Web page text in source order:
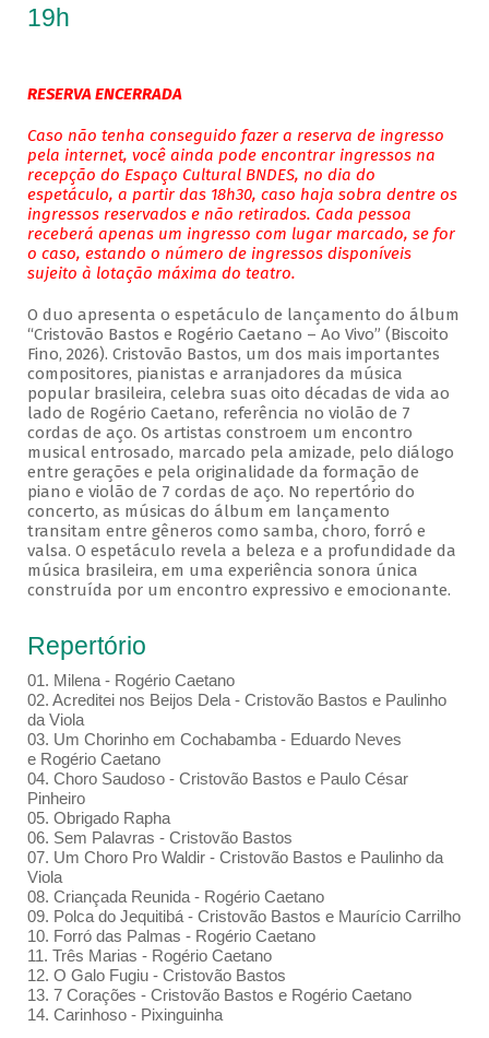
19h
RESERVA ENCERRADA
Caso não tenha conseguido fazer a reserva de ingresso
pela internet, você ainda pode encontrar ingressos na
recepção do Espaço Cultural BNDES, no dia do
espetáculo, a partir das 18h30, caso haja sobra dentre os
ingressos reservados e não retirados. Cada pessoa
receberá apenas um ingresso com lugar marcado, se for
o caso, estando o número de ingressos disponíveis
sujeito à lotação máxima do teatro.
O duo apresenta o espetáculo de lançamento do álbum
“Cristovão Bastos e Rogério Caetano – Ao Vivo” (Biscoito
Fino, 2026). Cristovão Bastos, um dos mais importantes
compositores, pianistas e arranjadores da música
popular brasileira, celebra suas oito décadas de vida ao
lado de Rogério Caetano, referência no violão de 7
cordas de aço. Os artistas constroem um encontro
musical entrosado, marcado pela amizade, pelo diálogo
entre gerações e pela originalidade da formação de
piano e violão de 7 cordas de aço. No repertório do
concerto, as músicas do álbum em lançamento
transitam entre gêneros como samba, choro, forró e
valsa. O espetáculo revela a beleza e a profundidade da
música brasileira, em uma experiência sonora única
construída por um encontro expressivo e emocionante.
Repertório
01. Milena - Rogério Caetano
02. Acreditei nos Beijos Dela - Cristovão Bastos e Paulinho
da Viola
03. Um Chorinho em Cochabamba - Eduardo Neves
e Rogério Caetano
04. Choro Saudoso - Cristovão Bastos e Paulo César
Pinheiro
05. Obrigado Rapha
06. Sem Palavras - Cristovão Bastos
07. Um Choro Pro Waldir - Cristovão Bastos e Paulinho da
Viola
08. Criançada Reunida - Rogério Caetano
09. Polca do Jequitibá - Cristovão Bastos e Maurício Carrilho
10. Forró das Palmas - Rogério Caetano
11. Três Marias - Rogério Caetano
12. O Galo Fugiu - Cristovão Bastos
13. 7 Corações - Cristovão Bastos e Rogério Caetano
14. Carinhoso - Pixinguinha